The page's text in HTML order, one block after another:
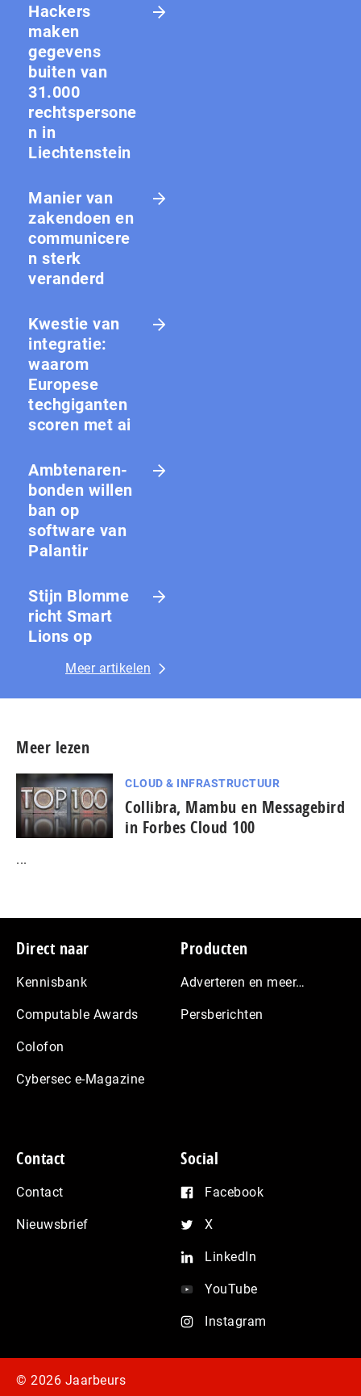
Hackers
maken
gegevens
buiten van
31.000
rechtspersone
n in
Liechtenstein
Manier van
zakendoen en
communicere
n sterk
veranderd
Kwestie van
integratie:
waarom
Europese
techgiganten
scoren met ai
Amb­te­na­ren­
bon­den willen
ban op
software van
Palantir
Stijn Blomme
richt Smart
Lions op
Meer artikelen
Meer lezen
CLOUD & INFRASTRUCTUUR
Collibra, Mambu en Messagebird
in Forbes Cloud 100
...
Footer
Direct naar
Kennisbank
Computable Awards
Colofon
Cybersec e-Magazine
Producten
Adverteren en meer…
Persberichten
Contact
Contact
Nieuwsbrief
Social
Facebook
X
LinkedIn
YouTube
Instagram
© 2026 Jaarbeurs